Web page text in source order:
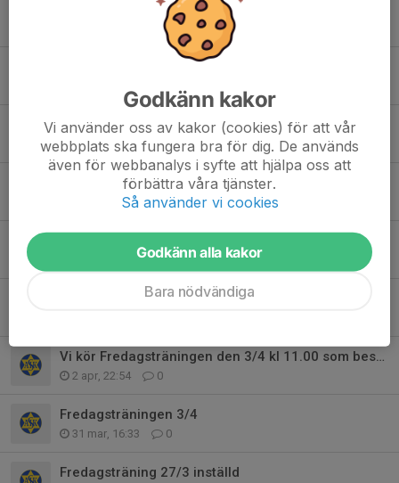
Fredagsträningen 29/5
0
Fredagsträningen 15/5 kl 10.30 Inställd
Fredagsträningen den 15/5 tidigareläggs.
13 maj, 20:48 0
Fredagsträningen 1/5
28 apr, 10:22 0
24 apr, 11:58 0
Träning mellangruppen17/4 kl 17,00
Vi kör Fredagsträningen den 3/4 kl 11.00 som bestämt
2 apr, 22:54 0
Fredagsträningen 3/4
31 mar, 16:33 0
Fredagsträning 27/3 inställd
Godkänn kakor
Vi använder oss av kakor (cookies) för att vår
webbplats ska fungera bra för dig. De används
även för webbanalys i syfte att hjälpa oss att
förbättra våra tjänster.
Så använder vi cookies
Godkänn alla kakor
Bara nödvändiga